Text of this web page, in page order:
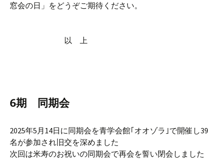
窓会の日」をどうぞご期待ください。
以 上
6期 同期会
2025年5月14日に同期会を青学会館｢オオゾラ｣で開催し39
名が参加され旧交を深めました
次回は米寿のお祝いの同期会で再会を誓い閉会しました